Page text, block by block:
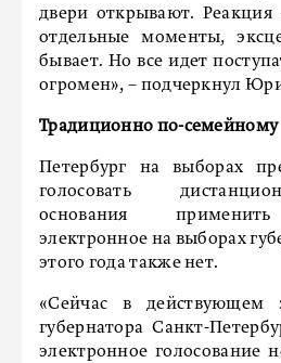
двери открывают. Реакция
отдельные моменты,
бывает. Но все идет
огромен», – подчеркнул
Традиционно по-семейному
Петербург на выборах
голосовать
основания
электронное на выборах
этого года также нет.
«Сейчас в действующем
губернатора Санкт-
электронное голосование